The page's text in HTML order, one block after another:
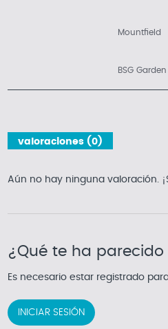
Mountfield
BSG Garden
valoraciones (0)
Aún no hay ninguna valoración.
¿Qué te ha parecido
Es necesario estar registrado
INICIAR SESIÓN